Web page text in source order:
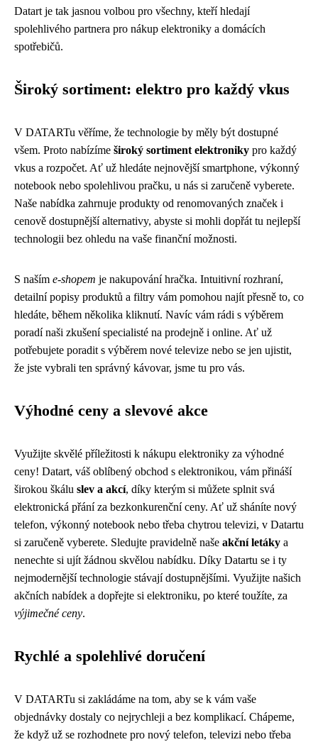
Datart je tak jasnou volbou pro všechny, kteří hledají
spolehlivého partnera pro nákup elektroniky a domácích
spotřebičů.
Široký sortiment: elektro pro každý vkus
V DATARTu věříme, že technologie by měly být dostupné
všem. Proto nabízíme široký sortiment elektroniky pro každý
vkus a rozpočet. Ať už hledáte nejnovější smartphone, výkonný
notebook nebo spolehlivou pračku, u nás si zaručeně vyberete.
Naše nabídka zahrnuje produkty od renomovaných značek i
cenově dostupnější alternativy, abyste si mohli dopřát tu nejlepší
technologii bez ohledu na vaše finanční možnosti.
S naším e-shopem je nakupování hračka. Intuitivní rozhraní,
detailní popisy produktů a filtry vám pomohou najít přesně to, co
hledáte, během několika kliknutí. Navíc vám rádi s výběrem
poradí naši zkušení specialisté na prodejně i online. Ať už
potřebujete poradit s výběrem nové televize nebo se jen ujistit,
že jste vybrali ten správný kávovar, jsme tu pro vás.
Výhodné ceny a slevové akce
Využijte skvělé příležitosti k nákupu elektroniky za výhodné
ceny! Datart, váš oblíbený obchod s elektronikou, vám přináší
širokou škálu slev a akcí, díky kterým si můžete splnit svá
elektronická přání za bezkonkurenční ceny. Ať už sháníte nový
telefon, výkonný notebook nebo třeba chytrou televizi, v Datartu
si zaručeně vyberete. Sledujte pravidelně naše akční letáky a
nenechte si ujít žádnou skvělou nabídku. Díky Datartu se i ty
nejmodernější technologie stávají dostupnějšími. Využijte našich
akčních nabídek a dopřejte si elektroniku, po které toužíte, za
výjimečné ceny.
Rychlé a spolehlivé doručení
V DATARTu si zakládáme na tom, aby se k vám vaše
objednávky dostaly co nejrychleji a bez komplikací. Chápeme,
že když už se rozhodnete pro nový telefon, televizi nebo třeba